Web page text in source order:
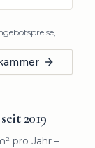
seit 2019
pro Jahr –